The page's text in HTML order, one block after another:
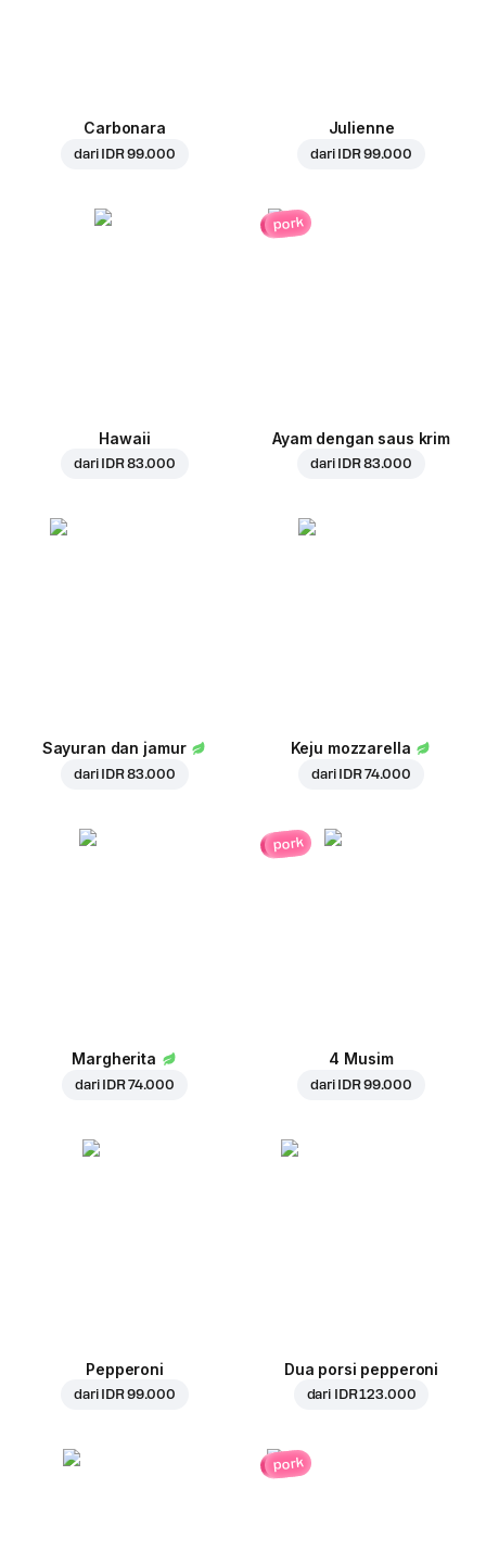
Carbonara
dari IDR 99.000
Julienne
dari IDR 99.000
Hawaii
dari IDR 83.000
pork
Ayam dengan saus krim
dari IDR 83.000
Sayuran dan jamur
dari IDR 83.000
Keju mozzarella
dari IDR 74.000
Margherita
dari IDR 74.000
pork
4 Musim
dari IDR 99.000
Pepperoni
dari IDR 99.000
Dua porsi pepperoni
dari IDR 123.000
pork